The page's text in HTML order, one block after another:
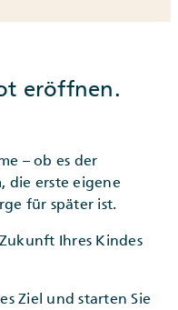
eröffnen.
– ob es der
die erste eigene
für später ist.
Ihres Kindes
Ziel und starten Sie